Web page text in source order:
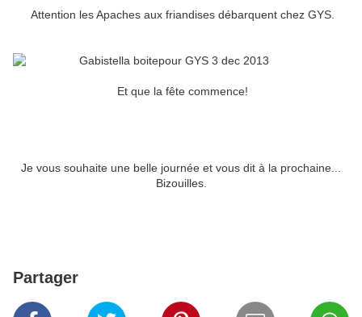
Attention les Apaches aux friandises débarquent chez GYS.
Et que la fête commence!
Je vous souhaite une belle journée et vous dit à la prochaine...
Bizouilles.
Partager